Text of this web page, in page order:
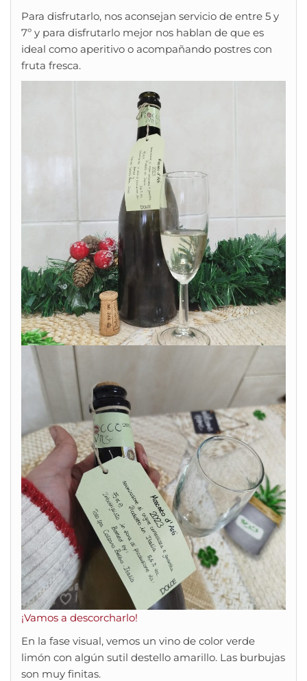
Para disfrutarlo, nos aconsejan servicio de entre 5 y
7º y para disfrutarlo mejor nos hablan de que es
ideal como aperitivo o acompañando postres con
fruta fresca.
¡Vamos a descorcharlo!
En la fase visual, vemos un vino de color verde
limón con algún sutil destello amarillo. Las burbujas
son muy finitas.